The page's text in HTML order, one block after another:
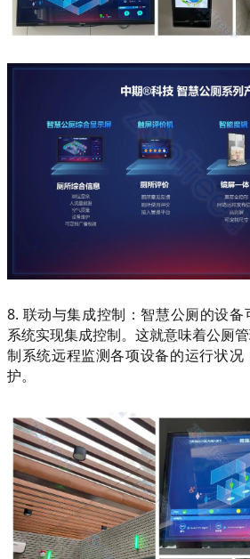
8. 联动与集成控制：智慧公厕的设
系统实现集成控制。这就意味着公厕
制系统远程监测各项设备的运行状况
护。